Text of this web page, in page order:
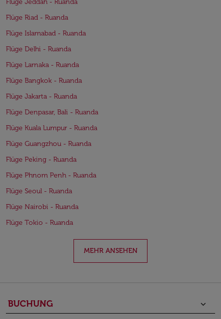
Flüge Jeddah - Ruanda
Flüge Riad - Ruanda
Flüge Islamabad - Ruanda
Flüge Delhi - Ruanda
Flüge Larnaka - Ruanda
Flüge Bangkok - Ruanda
Flüge Jakarta - Ruanda
Flüge Denpasar, Bali - Ruanda
Flüge Kuala Lumpur - Ruanda
Flüge Guangzhou - Ruanda
Flüge Peking - Ruanda
Flüge Phnom Penh - Ruanda
Flüge Seoul - Ruanda
Flüge Nairobi - Ruanda
Flüge Tokio - Ruanda
MEHR ANSEHEN
BUCHUNG keyboard_arrow_down